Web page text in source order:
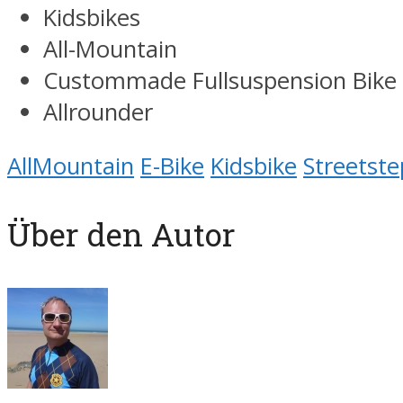
Kidsbikes
All-Mountain
Custommade Fullsuspension Bike
Allrounder
AllMountain E-Bike Kidsbike
Über den Autor